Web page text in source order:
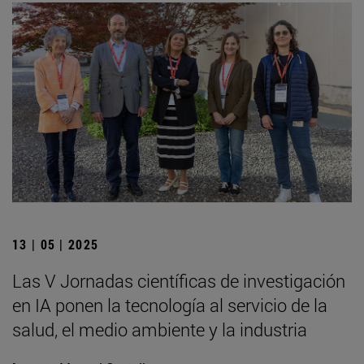
13 | 05 | 2025
Las V Jornadas científicas de investigación
en IA ponen la tecnología al servicio de la
salud, el medio ambiente y la industria